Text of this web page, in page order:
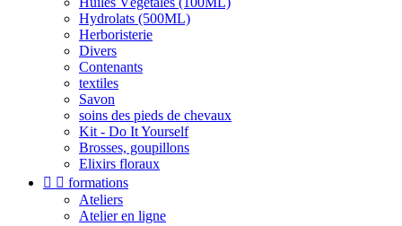
Hydrolats (500ML)
Herboristerie
Divers
Contenants
textiles
Savon
soins des pieds de chevaux
Kit - Do It Yourself
Brosses, goupillons
Elixirs floraux
  formations
Ateliers
Atelier en ligne